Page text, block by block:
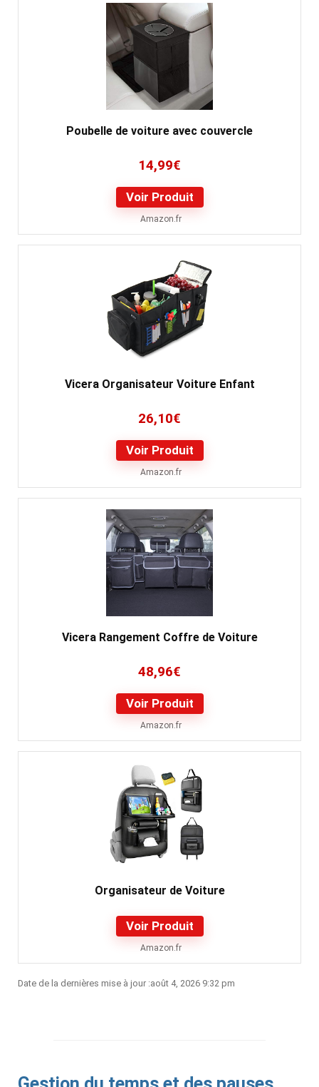
Poubelle de voiture avec couvercle
14,99€
Voir Produit
Amazon.fr
Vicera Organisateur Voiture Enfant
26,10€
Voir Produit
Amazon.fr
Vicera Rangement Coffre de Voiture
48,96€
Voir Produit
Amazon.fr
Organisateur de Voiture
Voir Produit
Amazon.fr
Date de la dernières mise à jour :août 4, 2026 9:32 pm